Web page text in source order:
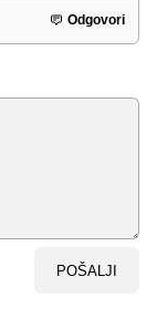
Odgovori
POŠALJI